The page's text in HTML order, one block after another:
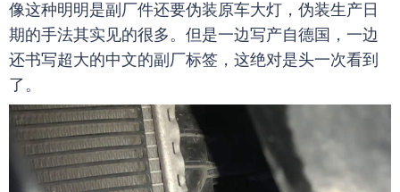
像这种明明是副厂件还要伪装原车大灯，伪装生产日
期的手法其实见的很多。但是一边写产自德国，一边
还书写超大的中文的副厂标签，这绝对是头一次看到
了。